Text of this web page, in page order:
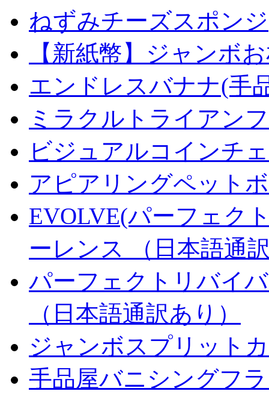
ねずみチーズスポンジ
【新紙幣】ジャンボ
エンドレスバナナ(手
ミラクルトライアン
ビジュアルコインチ
アピアリングペット
EVOLVE(パーフェク
ーレンス （日本語通
パーフェクトリバイ
（日本語通訳あり）
ジャンボスプリット
手品屋バニシングフ